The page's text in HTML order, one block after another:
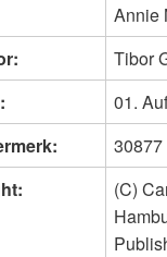
Annie
Tibor
01.
30877
(C)